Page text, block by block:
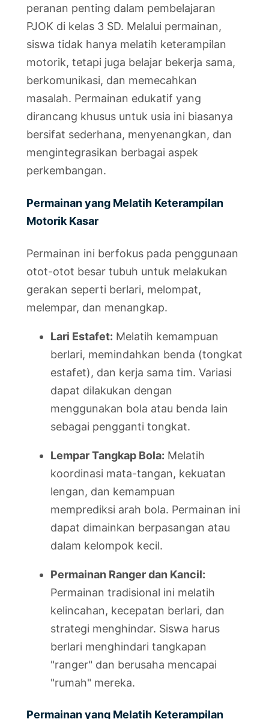
peranan penting dalam pembelajaran
PJOK di kelas 3 SD. Melalui permainan,
siswa tidak hanya melatih keterampilan
motorik, tetapi juga belajar bekerja sama,
berkomunikasi, dan memecahkan
masalah. Permainan edukatif yang
dirancang khusus untuk usia ini biasanya
bersifat sederhana, menyenangkan, dan
mengintegrasikan berbagai aspek
perkembangan.
Permainan yang Melatih Keterampilan
Motorik Kasar
Permainan ini berfokus pada penggunaan
otot-otot besar tubuh untuk melakukan
gerakan seperti berlari, melompat,
melempar, dan menangkap.
Lari Estafet: Melatih kemampuan
berlari, memindahkan benda (tongkat
estafet), dan kerja sama tim. Variasi
dapat dilakukan dengan
menggunakan bola atau benda lain
sebagai pengganti tongkat.
Lempar Tangkap Bola: Melatih
koordinasi mata-tangan, kekuatan
lengan, dan kemampuan
memprediksi arah bola. Permainan ini
dapat dimainkan berpasangan atau
dalam kelompok kecil.
Permainan Ranger dan Kancil:
Permainan tradisional ini melatih
kelincahan, kecepatan berlari, dan
strategi menghindar. Siswa harus
berlari menghindari tangkapan
"ranger" dan berusaha mencapai
"rumah" mereka.
Permainan yang Melatih Keterampilan